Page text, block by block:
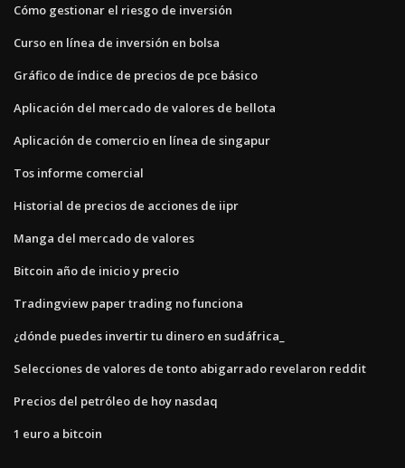
Cómo gestionar el riesgo de inversión
Curso en línea de inversión en bolsa
Gráfico de índice de precios de pce básico
Aplicación del mercado de valores de bellota
Aplicación de comercio en línea de singapur
Tos informe comercial
Historial de precios de acciones de iipr
Manga del mercado de valores
Bitcoin año de inicio y precio
Tradingview paper trading no funciona
¿dónde puedes invertir tu dinero en sudáfrica_
Selecciones de valores de tonto abigarrado revelaron reddit
Precios del petróleo de hoy nasdaq
1 euro a bitcoin